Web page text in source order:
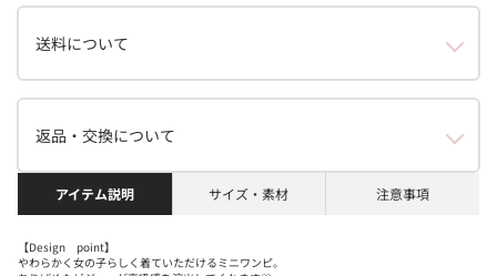
送料について
返品・交換について
アイテム説明 サイズ・素材 注意事項
【Design point】
やわらかく女の子らしく着ていただけるミニワンピ。